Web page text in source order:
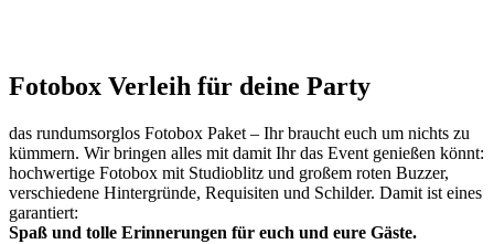
Fotobox Verleih für deine Party
das rundumsorglos Fotobox Paket – Ihr braucht euch um nichts zu
kümmern. Wir bringen alles mit damit Ihr das Event genießen könnt:
hochwertige Fotobox mit Studioblitz und großem roten Buzzer,
verschiedene Hintergründe, Requisiten und Schilder. Damit ist eines
garantiert:
Spaß und tolle Erinnerungen für euch und eure Gäste.